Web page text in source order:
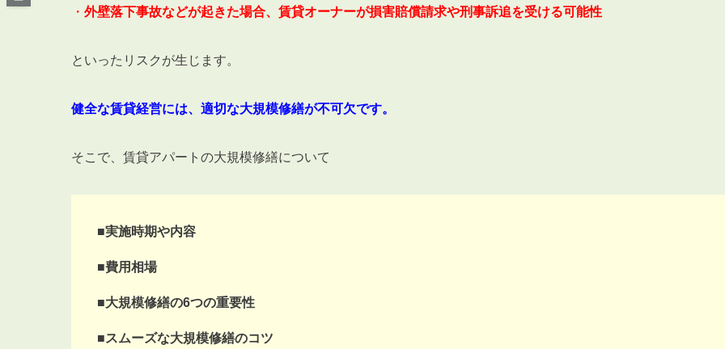
アパートの大規模修繕について
アパートの監視カメラ設置について
お問い合わせ
03-6262-9556
・ 外壁落下事故などが起きた場合、賃貸オーナーが損害賠償請求や刑事訴追を受ける可能性
といったリスクが生じます。
健全な賃貸経営には、適切な大規模修繕が不可欠です。
そこで、賃貸アパートの大規模修繕について
■実施時期や内容
■費用相場
■大規模修繕の6つの重要性
■スムーズな大規模修繕のコツ